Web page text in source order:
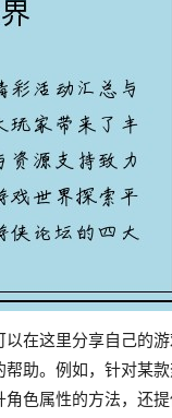
在这里分享自己的
助。例如，针对某
色属性的方法，还